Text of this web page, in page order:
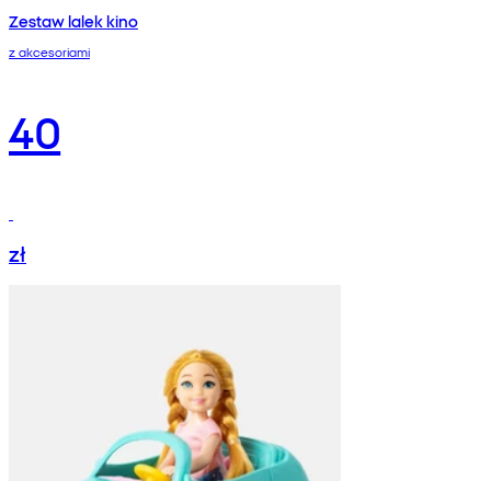
Zestaw lalek kino
z akcesoriami
40
zł